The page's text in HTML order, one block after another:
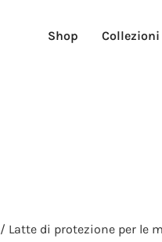
Shop Collezioni
/ Latte di protezione per le